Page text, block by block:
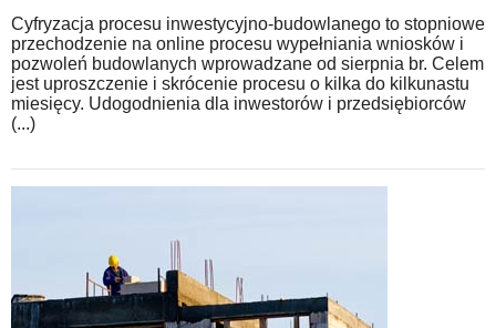
Cyfryzacja procesu inwestycyjno-budowlanego to stopniowe
przechodzenie na online procesu wypełniania wniosków i
pozwoleń budowlanych wprowadzane od sierpnia br. Celem
jest uproszczenie i skrócenie procesu o kilka do kilkunastu
miesięcy. Udogodnienia dla inwestorów i przedsiębiorców
(...)